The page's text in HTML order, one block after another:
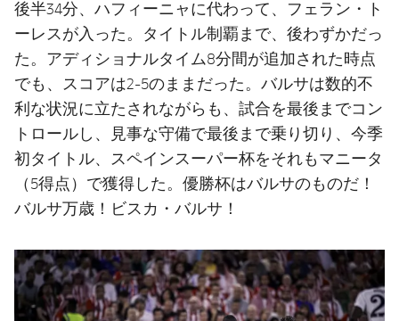
後半34分、ハフィーニャに代わって、フェラン・ト
ーレスが入った。タイトル制覇まで、後わずかだっ
た。アディショナルタイム8分間が追加された時点
でも、スコアは2-5のままだった。バルサは数的不
利な状況に立たされながらも、試合を最後までコン
トロールし、見事な守備で最後まで乗り切り、今季
初タイトル、スペインスーパー杯をそれもマニータ
（5得点）で獲得した。優勝杯はバルサのものだ！
バルサ万歳！ビスカ・バルサ！
前
label.aria.chevronleft 次